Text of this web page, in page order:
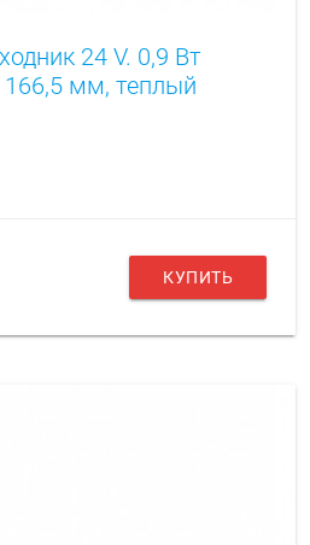
24 V. 0,9 Вт
мм, теплый
КУПИТЬ